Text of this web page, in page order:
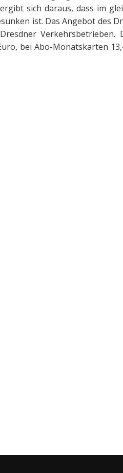
sich daraus, dass im
ist. Das Angebot des
Verkehrsbetrieben.
bei Abo-Monatskarten